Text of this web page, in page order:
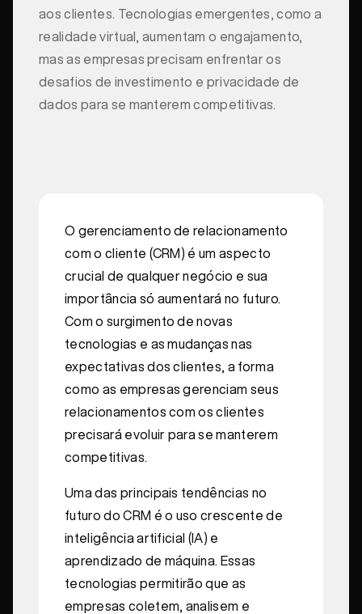
aos clientes. Tecnologias emergentes, como a
realidade virtual, aumentam o engajamento,
mas as empresas precisam enfrentar os
desafios de investimento e privacidade de
dados para se manterem competitivas.
O gerenciamento de relacionamento
com o cliente (CRM) é um aspecto
crucial de qualquer negócio e sua
importância só aumentará no futuro.
Com o surgimento de novas
tecnologias e as mudanças nas
expectativas dos clientes, a forma
como as empresas gerenciam seus
relacionamentos com os clientes
precisará evoluir para se manterem
competitivas.
Uma das principais tendências no
futuro do CRM é o uso crescente de
inteligência artificial (IA) e
aprendizado de máquina. Essas
tecnologias permitirão que as
empresas coletem, analisem e